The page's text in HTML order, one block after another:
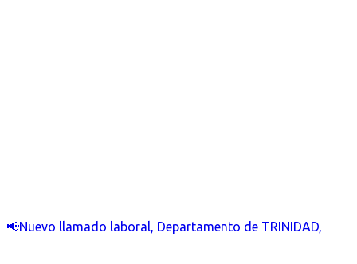
📢Nuevo llamado laboral, Departamento de TRINIDAD,